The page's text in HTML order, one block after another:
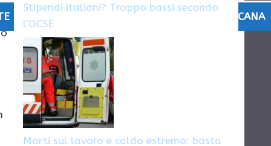
DI LAVORO MILANO OFFERTE DI LAVORO TOSCANA
Stipendi italiani? Troppo bassi secondo
l’OCSE
Morti sul lavoro e caldo estremo: basta